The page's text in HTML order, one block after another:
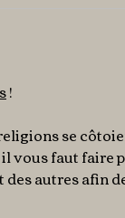
!
se
vous faut faire
autres afin